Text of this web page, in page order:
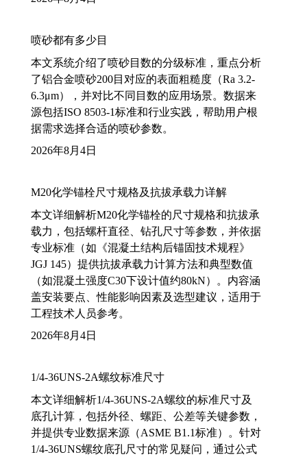
喷砂都有多少目
本文系统介绍了喷砂目数的分级标准，重点分析
了铝合金喷砂200目对应的表面粗糙度（Ra 3.2-
6.3μm），并对比不同目数的应用场景。数据来
源包括ISO 8503-1标准和行业实践，帮助用户根
据需求选择合适的喷砂参数。
2026年8月4日
M20化学锚栓尺寸规格及抗拔承载力详解
本文详细解析M20化学锚栓的尺寸规格和抗拔承
载力，包括螺杆直径、钻孔尺寸等参数，并依据
专业标准（如《混凝土结构后锚固技术规程》
JGJ 145）提供抗拔承载力计算方法和典型数值
（如混凝土强度C30下设计值约80kN）。内容涵
盖安装要点、性能影响因素及选型建议，适用于
工程技术人员参考。
2026年8月4日
1/4-36UNS-2A螺纹标准尺寸
本文详细解析1/4-36UNS-2A螺纹的标准尺寸及
底孔计算，包括外径、螺距、公差等关键参数，
并提供专业数据来源（ASME B1.1标准）。针对
1/4-36UNS螺纹底孔尺寸的常见疑问，通过公式